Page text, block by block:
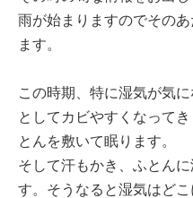
雨が始まりますのでその
ます。
この時期、特に湿気が気
としてカビやすくなって
とんを敷いて眠ります。
そして汗もかき、ふとん
す。そうなると湿気はど